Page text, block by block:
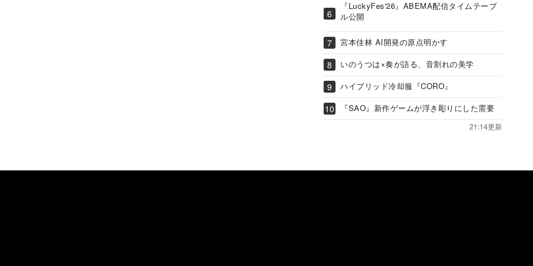
『LuckyFes'26』ABEMA配信タイムテーブ
ル公開
宮本佳林 AI開発の原点明かす
いのうつは×奏が語る、音割れの美学
ハイブリッド冷却服『CORO』
『SAO』新作ゲームが浮き彫りにした需要
21:14更新